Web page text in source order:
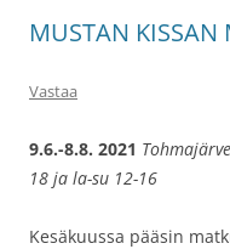
MUSTAN KISSAN
Vastaa
9.6.-8.8. 2021
18 ja la-su 12-16
Kesäkuussa pääsin